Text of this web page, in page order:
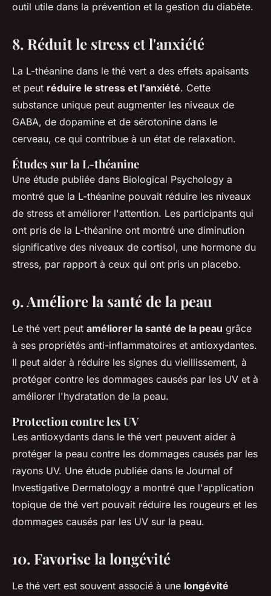
outil utile dans la prévention et la gestion du diabète.
8. Réduit le stress et l'anxiété
La L-théanine dans le thé vert a des effets apaisants
et peut réduire le stress et l'anxiété. Cette
substance unique peut augmenter les niveaux de
GABA, de dopamine et de sérotonine dans le
cerveau, ce qui contribue à un état de relaxation.
Études sur la L-théanine
Une étude publiée dans Biological Psychology a
montré que la L-théanine pouvait réduire les niveaux
de stress et améliorer l'attention. Les participants qui
ont pris de la L-théanine ont montré une diminution
significative des niveaux de cortisol, une hormone du
stress, par rapport à ceux qui ont pris un placebo.
9. Améliore la santé de la peau
Le thé vert peut améliorer la santé de la peau grâce
à ses propriétés anti-inflammatoires et antioxydantes.
Il peut aider à réduire les signes du vieillissement, à
protéger contre les dommages causés par les UV et à
améliorer l'hydratation de la peau.
Protection contre les UV
Les antioxydants dans le thé vert peuvent aider à
protéger la peau contre les dommages causés par les
rayons UV. Une étude publiée dans le Journal of
Investigative Dermatology a montré que l'application
topique de thé vert pouvait réduire les rougeurs et les
dommages causés par les UV sur la peau.
10. Favorise la longévité
Le thé vert est souvent associé à une longévité